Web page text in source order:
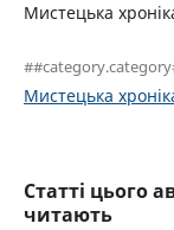
Мистецька
Мистецька
Статті цього
читають